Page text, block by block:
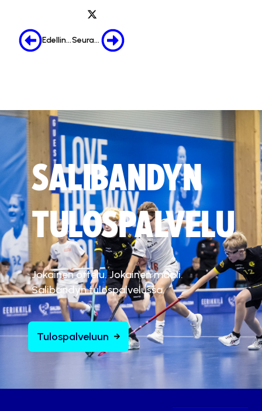
Edellinen Seuraava
SALIBANDYN
TULOSPALVELU
Jokainen ottelu. Jokainen maali.
Salibandyn tulospalvelussa.
Tulospalveluun